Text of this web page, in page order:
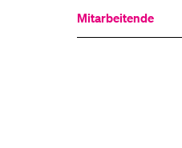
Mitarbeitende